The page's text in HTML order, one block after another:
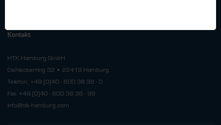
Kontakt
HTK Hamburg GmbH
Oehleckerring 32 • 22419 Hamburg
Telefon: +49 (0)40 - 600 38 38 - 0
Fax: +49 (0)40 - 600 38 38 - 99
info@htk-hamburg.com